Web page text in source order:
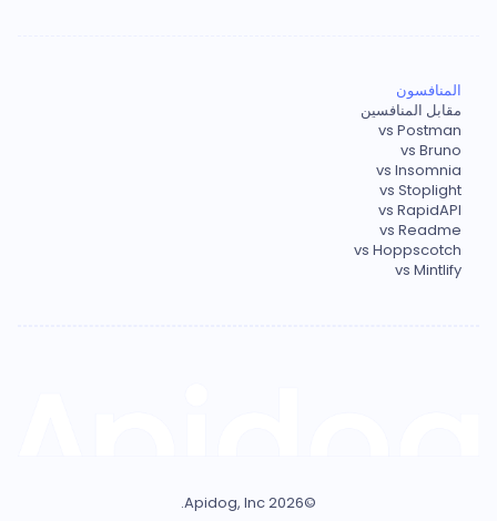
المنافسون
مقابل المنافسين
vs Postman
vs Bruno
vs Insomnia
vs Stoplight
vs RapidAPI
vs Readme
vs Hoppscotch
vs Mintlify
©
2026